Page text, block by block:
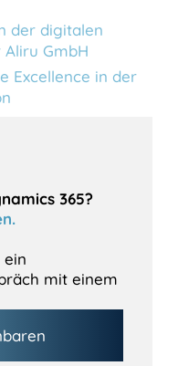
der digitalen
GmbH
Excellence in der
365?
ein
mit einem